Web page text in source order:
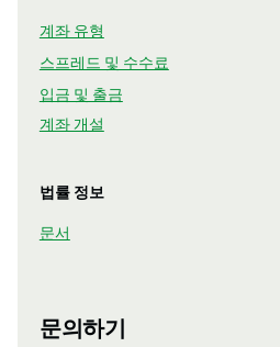
계좌 유형
스프레드 및 수수료
입금 및 출금
계좌 개설
법률 정보
문서
문의하기